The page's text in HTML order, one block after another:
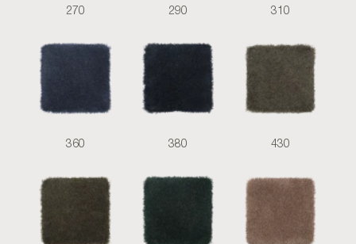
270 290 310
360 380 430